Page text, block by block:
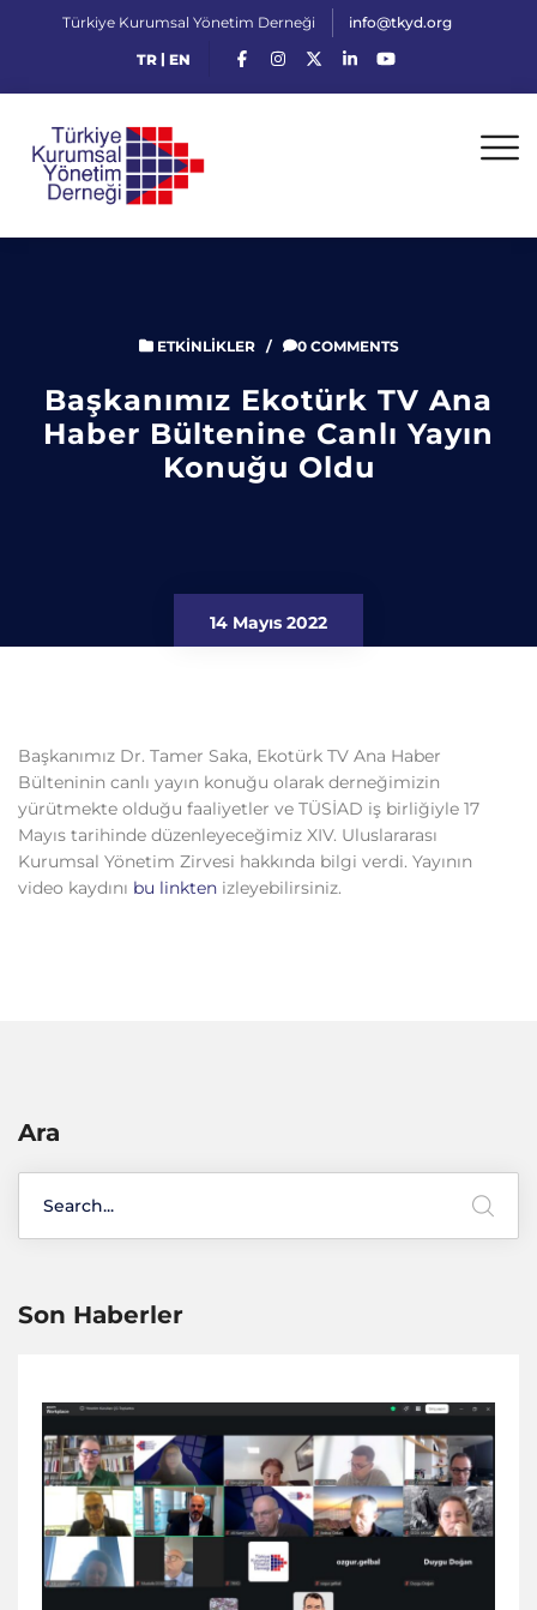
Türkiye Kurumsal Yönetim Derneği info@tkyd.org
TR| EN
ETKINLIKLER/ 0 COMMENTS
Başkanımız Ekotürk TV Ana
Haber Bültenine Canlı Yayın
Konuğu Oldu
14 Mayıs 2022
Başkanımız Dr. Tamer Saka, Ekotürk TV Ana Haber
Bülteninin canlı yayın konuğu olarak derneğimizin
yürütmekte olduğu faaliyetler ve TÜSİAD iş birliğiyle 17
Mayıs tarihinde düzenleyeceğimiz XIV. Uluslararası
Kurumsal Yönetim Zirvesi hakkında bilgi verdi. Yayının
video kaydını bu linkten izleyebilirsiniz.
Ara
Son Haberler